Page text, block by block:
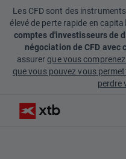
Les CFD sont des
élevé de perte rapide en
comptes d'investisseurs de
négociation de CFD avec
assurerque vous
que vous pouvez vous
perdre